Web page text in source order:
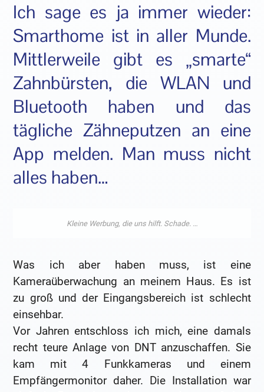
Ich sage es ja immer wieder:
Smarthome ist in aller Munde.
Mittlerweile gibt es „smarte“
Zahnbürsten, die WLAN und
Bluetooth haben und das
tägliche Zähneputzen an eine
App melden. Man muss nicht
alles haben…
Was ich aber haben muss, ist eine
Kameraüberwachung an meinem Haus. Es ist
zu groß und der Eingangsbereich ist schlecht
einsehbar.
Vor Jahren entschloss ich mich, eine damals
recht teure Anlage von DNT anzuschaffen. Sie
kam mit 4 Funkkameras und einem
Empfängermonitor daher. Die Installation war